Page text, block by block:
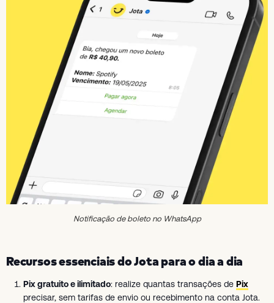
Notificação de boleto no WhatsApp
Recursos essenciais do Jota para o dia a dia
Pix gratuito e ilimitado: realize quantas transações de Pix
precisar, sem tarifas de envio ou recebimento na conta Jota.